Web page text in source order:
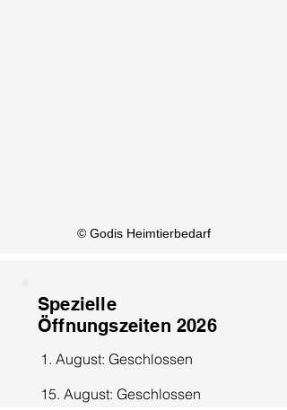
© Godis Heimtierbedarf
Spezielle
Öffnungszeiten 2026
1. August: Geschlossen
15. August: Geschlossen